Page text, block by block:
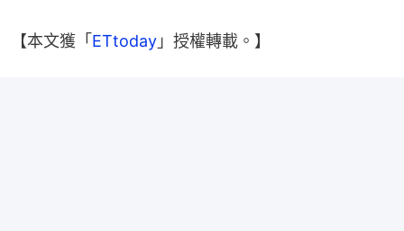
【本文獲「 ETtoday 」授權轉載。】